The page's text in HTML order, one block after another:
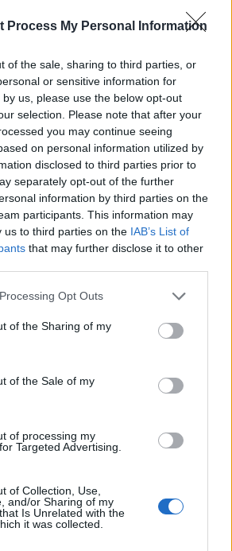
Process My Personal Information
of the sale, sharing to third parties, or
or sensitive information for
us, please use the below opt-out
selection. Please note that after your
you may continue seeing
on personal information utilized by
disclosed to third parties prior to
separately opt-out of the further
information by third parties on the
participants. This information may
us to third parties on the IAB’s List of
that may further disclose it to other
Opt Outs
of the Sharing of my
of the Sale of my
of processing my
Targeted Advertising.
of Collection, Use,
and/or Sharing of my
Is Unrelated with the
it was collected.
elnök az NBC News Meet
egyértelművé tette,
mindaddig nem hajlandó
szankciókat, és nem
iráni eszközök
nem születik megállapodás
Ha megfelelően viselkednek, ha
el, akkor elkezdünk tárgyalni –
Trump azt is közölte, hogy egy
feltételeként nem fogja
bevonását...
portfolio.hu hírarchívumához
tartalmazza:
cikkarchívum